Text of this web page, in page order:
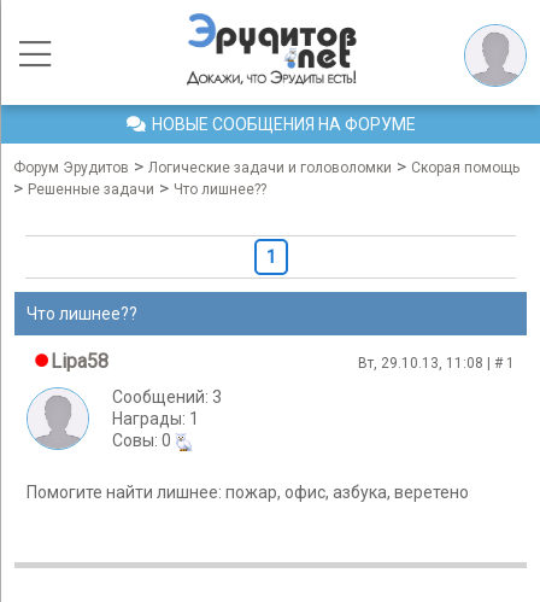
НОВЫЕ СООБЩЕНИЯ НА ФОРУМЕ
Форум Эрудитов > Логические задачи и головоломки > Скорая помощь
> Решенные задачи > Что лишнее??
1
Что лишнее??
Lipa58 Вт, 29.10.13, 11:08 | # 1
Сообщений: 3
Награды: 1
Cовы: 0
Помогите найти лишнее: пожар, офис, азбука, веретено